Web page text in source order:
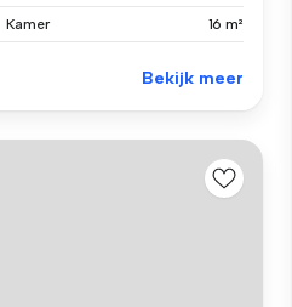
Kamer 16 m²
Bekijk meer